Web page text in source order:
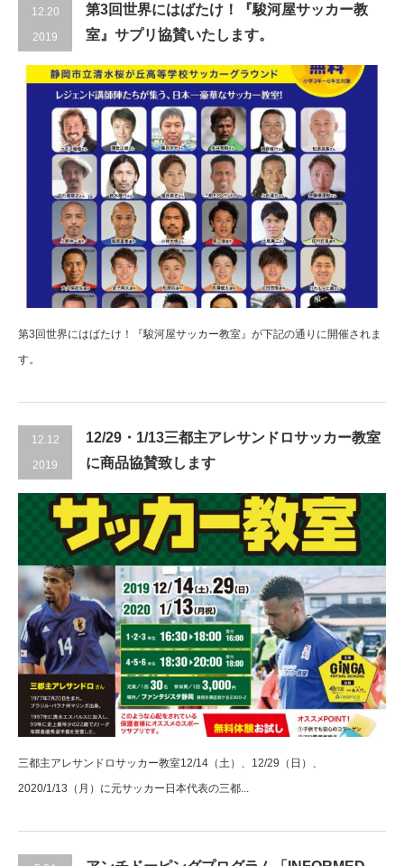
12.20
2019
第3回世界にはばたけ！『駿河屋サッカー教
室』サプリ協賛いたします。
第3回世界にはばたけ！『駿河屋サッカー教室』が下記の通りに開催されま
す。
12.12
2019
12/29・1/13三都主アレサンドロサッカー教室
に商品協賛致します
三都主アレサンドロサッカー教室12/14（土）、12/29（日）、
2020/1/13（月）に元サッカー日本代表の三都...